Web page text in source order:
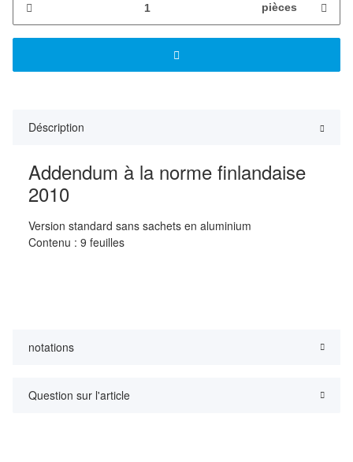
pièces
Déscription
Addendum à la norme finlandaise
2010
Version standard sans sachets en aluminium
Contenu : 9 feuilles
notations
Question sur l'article